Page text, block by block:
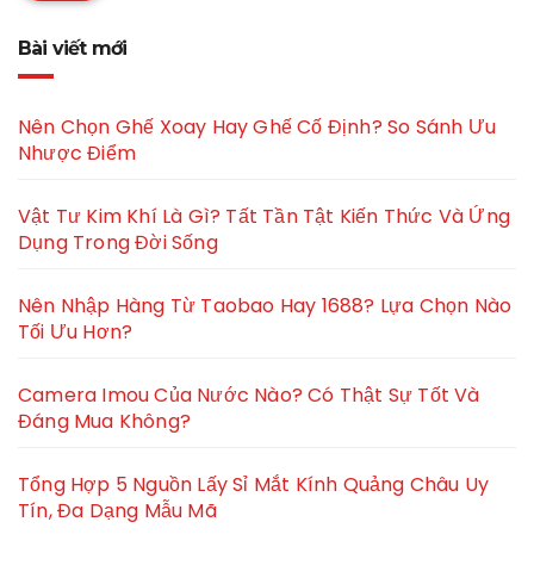
Bài viết mới
Nên Chọn Ghế Xoay Hay Ghế Cố Định? So Sánh Ưu
Nhược Điểm
Vật Tư Kim Khí Là Gì? Tất Tần Tật Kiến Thức Và Ứng
Dụng Trong Đời Sống
Nên Nhập Hàng Từ Taobao Hay 1688? Lựa Chọn Nào
Tối Ưu Hơn?
Camera Imou Của Nước Nào? Có Thật Sự Tốt Và
Đáng Mua Không?
Tổng Hợp 5 Nguồn Lấy Sỉ Mắt Kính Quảng Châu Uy
Tín, Đa Dạng Mẫu Mã